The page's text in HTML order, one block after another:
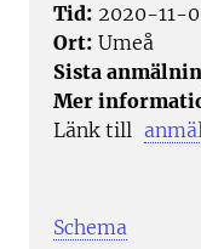
Tid: 2020-11-
Ort: Umeå
Sista
Mer
Länk till
Schema